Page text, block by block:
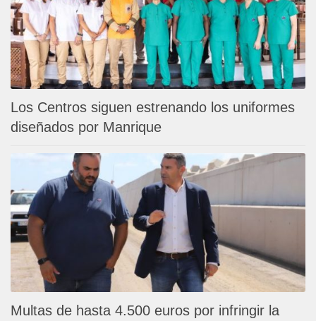
Los Centros siguen estrenando los uniformes
diseñados por Manrique
Multas de hasta 4.500 euros por infringir la